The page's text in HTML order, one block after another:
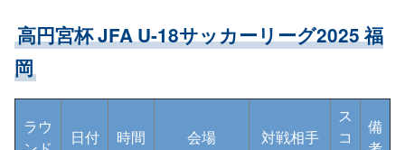
高円宮杯 JFA U-18サッカーリーグ2025 福
岡
ラウ
日付 時間 会場 対戦相手
ス
コ
備